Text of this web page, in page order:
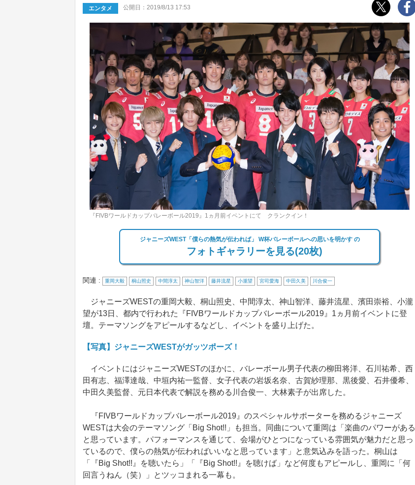
エンタメ 公開日：2019/8/13 17:53
『FIVBワールドカップバレーボール2019』1ヵ月前イベントにて クランクイン！
ジャニーズWEST「僕らの熱気が伝われば」 W杯バレーボールへの思いを明かす の
フォトギャラリーを見る(20枚)
関連 : 重岡大毅 桐山照史 中間淳太 神山智洋 藤井流星 小瀧望 宮司愛海 中田久美 川合俊一
ジャニーズWESTの重岡大毅、桐山照史、中間淳太、神山智洋、藤井流星、濱田崇裕、小瀧
望が13日、都内で行われた『FIVBワールドカップバレーボール2019』1ヵ月前イベントに登
壇。テーマソングをアピールするなどし、イベントを盛り上げた。
【写真】ジャニーズWESTがガッツポーズ！
イベントにはジャニーズWESTのほかに、バレーボール男子代表の柳田将洋、石川祐希、西
田有志、福澤達哉、中垣内祐一監督、女子代表の岩坂名奈、古賀紗理那、黒後愛、石井優希、
中田久美監督、元日本代表で解説を務める川合俊一、大林素子が出席した。
『FIVBワールドカップバレーボール2019』のスペシャルサポーターを務めるジャニーズ
WESTは大会のテーマソング「Big Shot!!」も担当。同曲について重岡は「楽曲のパワーがある
と思っています。パフォーマンスを通じて、会場がひとつになっている雰囲気が魅力だと思っ
ているので、僕らの熱気が伝わればいいなと思っています」と意気込みを語った。桐山は
「『Big Shot!!』を聴いたら」「『Big Shot!!』を聴けば」など何度もアピールし、重岡に「何
回言うねん（笑）」とツッコまれる一幕も。